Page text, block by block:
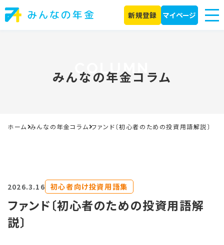
新規登録 マイページ
みんなの年金コラム
ホーム みんなの年金コラム ファンド〔初心者のための投資用語解説〕
2026.3.16 初心者向け投資用語集
ファンド〔初心者のための投資用語解
説〕